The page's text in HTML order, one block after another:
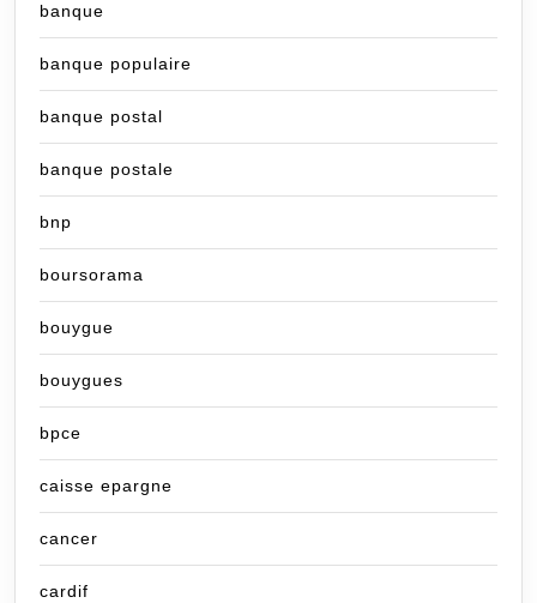
banque
banque populaire
banque postal
banque postale
bnp
boursorama
bouygue
bouygues
bpce
caisse epargne
cancer
cardif